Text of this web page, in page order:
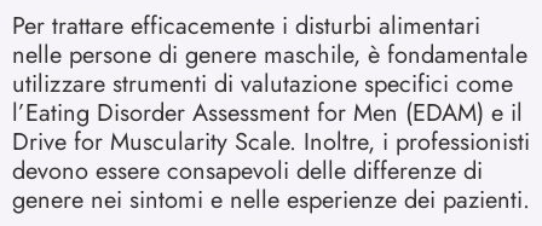
Per trattare efficacemente i disturbi alimentari
nelle persone di genere maschile, è fondamentale
utilizzare strumenti di valutazione specifici come
l’Eating Disorder Assessment for Men (EDAM) e il
Drive for Muscularity Scale. Inoltre, i professionisti
devono essere consapevoli delle differenze di
genere nei sintomi e nelle esperienze dei pazienti.